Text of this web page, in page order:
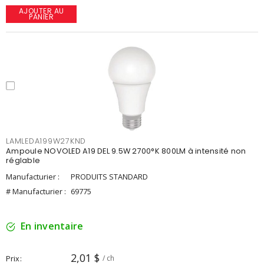
AJOUTER AU
PANIER
LAMLEDA199W27KND
Ampoule NOVOLED A19 DEL 9.5W 2700°K 800LM à intensité non
réglable
Manufacturier :
PRODUITS STANDARD
# Manufacturier : 69775
En inventaire
Prix 2,01 $ / ch